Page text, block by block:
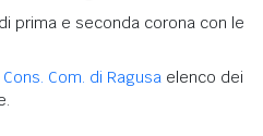
di prima e seconda corona con le
Com. di Ragusa elenco dei